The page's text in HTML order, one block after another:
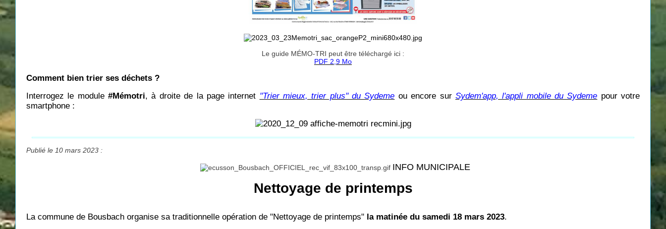
Le guide MÉMO-TRI peut être téléchargé ici :
PDF 2,9 Mo
Comment bien trier ses déchets ?
Interrogez le module#Mémotri, à droite de la page internet "Trier mieux, trier plus" du Sydeme ou encore sur Sydem'app, l'appli mobile du Sydeme pour votre
smartphone :
Publié le 10 mars 2023 :
INFO MUNICIPALE
Nettoyage de printemps
La commune de Bousbach organise sa traditionnelle opération de "Nettoyage de printemps" la matinée du samedi 18 mars 2023.